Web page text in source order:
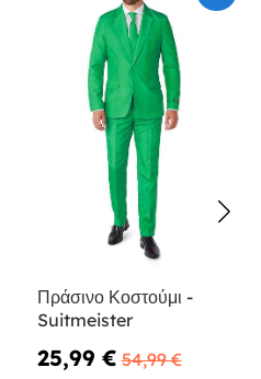
Πράσινο Κοστούμι -
Suitmeister
25,99 € 54,99 €